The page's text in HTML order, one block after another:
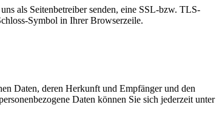
als Seitenbetreiber senden, eine SSL-bzw. TLS-
Symbol in Ihrer Browserzeile.
Daten, deren Herkunft und Empfänger und den
Daten können Sie sich jederzeit unter